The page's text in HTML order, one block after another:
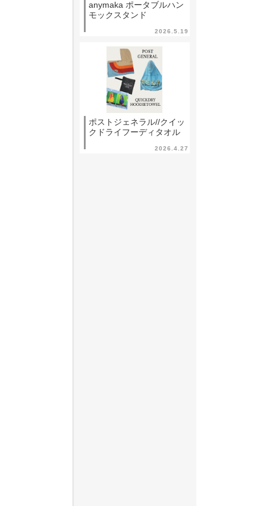
2026.5.19
anymaka ポータブルハン
モックスタンド
2026.4.27
ポストジェネラル//クイッ
クドライフーディタオル